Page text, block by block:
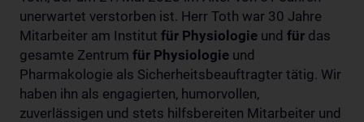
unerwartet verstorben ist. Herr Toth war 30 Jahre
Mitarbeiter am Institut für Physiologie und für das
gesamte Zentrum für Physiologie und
Pharmakologie als Sicherheitsbeauftragter tätig. Wir
haben ihn als engagierten, humorvollen,
zuverlässigen und stets hilfsbereiten Mitarbeiter und